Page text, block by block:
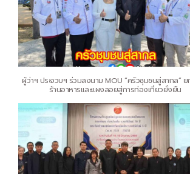
ผู้ว่าฯ ประจวบฯ ร่วมลงนาม MOU “ครัวชุมชนสู่สากล” ย
ร้านอาหารและแผงลอยสู่การท่องเที่ยวยั่งยืน